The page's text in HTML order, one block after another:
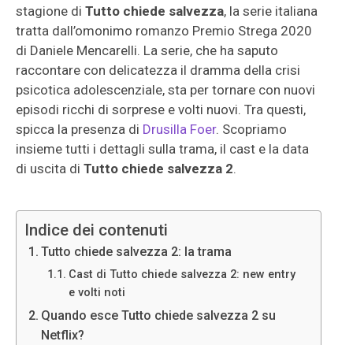
stagione di Tutto chiede salvezza, la serie italiana
tratta dall’omonimo romanzo Premio Strega 2020
di Daniele Mencarelli. La serie, che ha saputo
raccontare con delicatezza il dramma della crisi
psicotica adolescenziale, sta per tornare con nuovi
episodi ricchi di sorprese e volti nuovi. Tra questi,
spicca la presenza di Drusilla Foer. Scopriamo
insieme tutti i dettagli sulla trama, il cast e la data
di uscita di Tutto chiede salvezza 2.
Indice dei contenuti
Tutto chiede salvezza 2: la trama
Cast di Tutto chiede salvezza 2: new entry
e volti noti
Quando esce Tutto chiede salvezza 2 su
Netflix?